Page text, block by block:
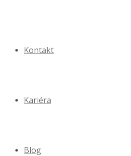
Kontakt
Kariéra
Blog